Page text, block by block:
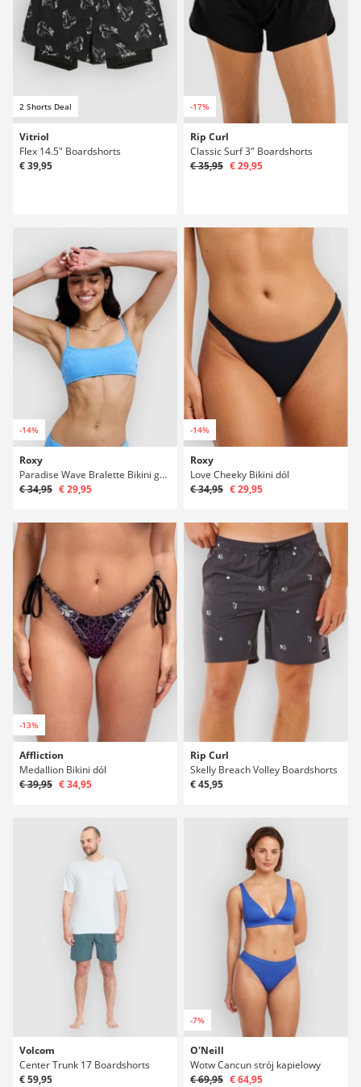
2 Shorts Deal
Vitriol
Flex 14.5" Boardshorts
€ 39,95
-17%
Rip Curl
Classic Surf 3" Boardshorts
€ 35,95 € 29,95
-14%
Roxy
Paradise Wave Bralette Bikini góra
€ 34,95 € 29,95
-14%
Roxy
Love Cheeky Bikini dól
€ 34,95 € 29,95
-13%
Affliction
Medallion Bikini dól
€ 39,95 € 34,95
Rip Curl
Skelly Breach Volley Boardshorts
€ 45,95
Volcom
Center Trunk 17 Boardshorts
€ 59,95
-7%
O'Neill
Wotw Cancun strój kapielowy
€ 69,95 € 64,95